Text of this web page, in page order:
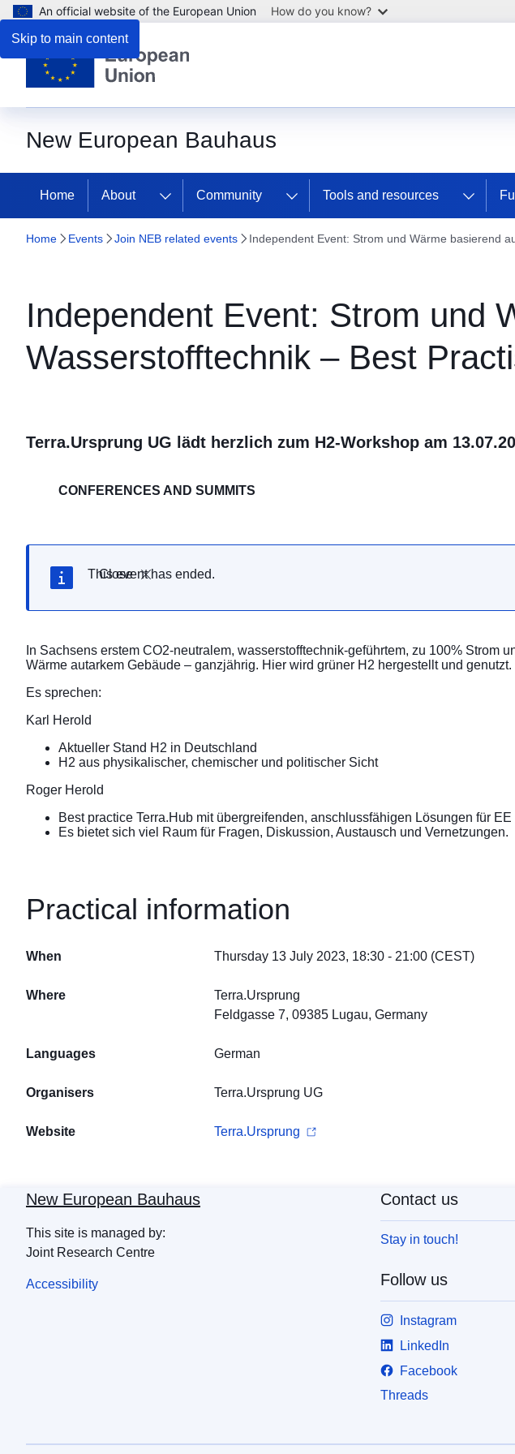
Skip to main content
An official website of the European Union How do you know?
New European Bauhaus
Home About Community Tools and resources
Home Events Join NEB related events Independent Event: Strom und Wärme basierend
Independent Event: Strom und
Wasserstofftechnik – Best
Terra.Ursprung UG lädt herzlich zum H2-Workshop am
CONFERENCES AND SUMMITS
Close
This event has ended.
In Sachsens erstem CO2-neutralem, wasserstofftechnik-geführtem, zu 100% Strom
Wärme autarkem Gebäude – ganzjährig. Hier wird grüner H2 hergestellt und genutzt.
Es sprechen:
Karl Herold
Aktueller Stand H2 in Deutschland
H2 aus physikalischer, chemischer und politischer Sicht
Roger Herold
Best practice Terra.Hub mit übergreifenden, anschlussfähigen Lösungen für EE
Es bietet sich viel Raum für Fragen, Diskussion, Austausch und Vernetzungen.
Practical information
When Thursday 13 July 2023, 18:30 - 21:00 (CEST)
Where
Terra.Ursprung
Feldgasse 7, 09385 Lugau, Germany
Languages German
Organisers Terra.Ursprung UG
Website Terra.Ursprung
New European Bauhaus
This site is managed by:
Joint Research Centre
Accessibility
Contact us
Stay in touch!
Follow us
Instagram
LinkedIn
Facebook
Threads